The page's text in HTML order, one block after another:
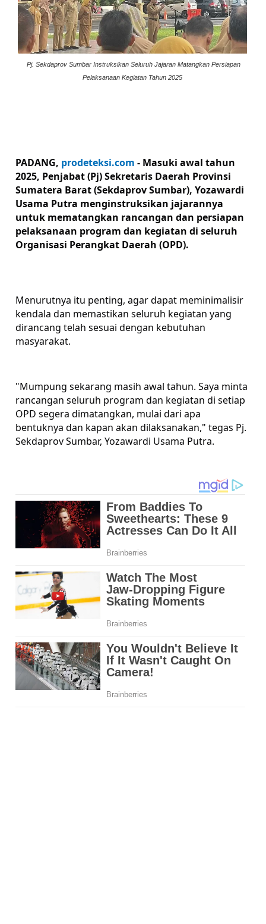
Pj. Sekdaprov Sumbar Instruksikan Seluruh Jajaran Matangkan Persiapan
Pelaksanaan Kegiatan Tahun 2025
PADANG, prodeteksi.com - Masuki awal tahun
2025, Penjabat (Pj) Sekretaris Daerah Provinsi
Sumatera Barat (Sekdaprov Sumbar), Yozawardi
Usama Putra menginstruksikan jajarannya
untuk mematangkan rancangan dan persiapan
pelaksanaan program dan kegiatan di seluruh
Organisasi Perangkat Daerah (OPD).
Menurutnya itu penting, agar dapat meminimalisir
kendala dan memastikan seluruh kegiatan yang
dirancang telah sesuai dengan kebutuhan
masyarakat.
"Mumpung sekarang masih awal tahun. Saya minta
rancangan seluruh program dan kegiatan di setiap
OPD segera dimatangkan, mulai dari apa
bentuknya dan kapan akan dilaksanakan," tegas Pj.
Sekdaprov Sumbar, Yozawardi Usama Putra.